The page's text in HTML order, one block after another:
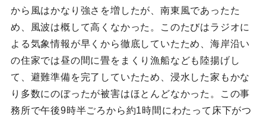
から風はかなり強さを増したが、南東風であったた
め、風波は概して高くなかった。このたびはラジオに
よる気象情報が早くから徹底していたため、海岸沿い
の住家では昼の間に畳をまくり漁船なども陸揚げし
て、避難準備を完了していたため、浸水した家もかな
り多数にのぼったが被害はほとんどなかった。この事
務所で午後9時半ごろから約1時間にわたって床下がつ